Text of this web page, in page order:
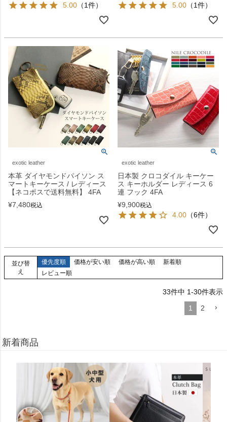
5.00 （1件） 5.00 （1件）
exotic leather
本革 ダイヤモンドパイソン ス
マートキーケース / レディース
【ネコポスで送料無料】 4FA
¥7,480税込
exotic leather
日本製 クロコダイル キーケー
ス キーホルダー レディース 6
連 フック 4FA
¥9,900税込
4.00 （6件）
並び替
え
優先度順 価格が安い順 価格が高い順
新着順
レビュー順
33件中 1-30件表示
1
2
新着商品